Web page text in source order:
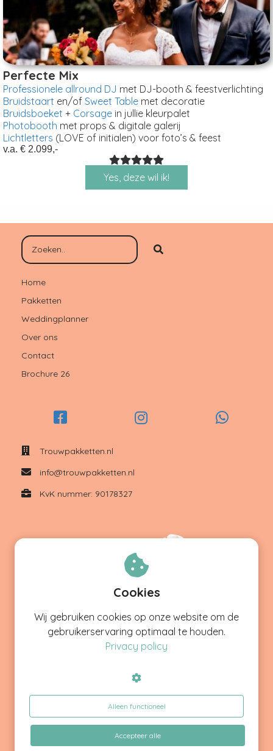
Perfecte Mix
Professionele allround DJ met DJ-booth & feestverlichting
Bruidstaart en/of Sweet Table met decoratie
Bruidsboeket + Corsage in jullie kleurpalet
Photobooth met props & digitale galerij
Lichtletters (LOVE of initialen) voor foto’s & feest
v.a. € 2.099,-
Yes, deze wil ik!
Home
Pakketten
Weddingplanner
Over ons
Contact
Brochure 26
Trouwpakketten.nl
info@trouwpakketten.nl
KvK nummer: 90178327
45 reviews
by
5.0
20 reviews
Cookies
Wij gebruiken cookies op onze website om de
gebruikerservaring optimaal te houden.
Privacy policy
Alleen functioneel
Accepteer alle